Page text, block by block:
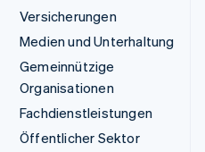
Versicherungen
Medien und Unterhaltung
Gemeinnützige
Organisationen
Fachdienstleistungen
Öffentlicher Sektor